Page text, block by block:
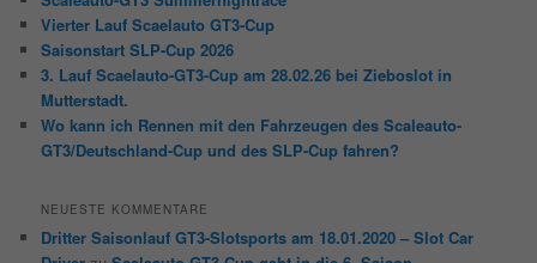
Vierter Lauf Scaelauto GT3-Cup
Saisonstart SLP-Cup 2026
3. Lauf Scaelauto-GT3-Cup am 28.02.26 bei Zieboslot in
Mutterstadt.
Wo kann ich Rennen mit den Fahrzeugen des Scaleauto-
GT3/Deutschland-Cup und des SLP-Cup fahren?
NEUESTE KOMMENTARE
Dritter Saisonlauf GT3-Slotsports am 18.01.2020 – Slot Car